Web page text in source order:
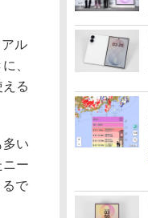
ル
、
る
い
ー
で